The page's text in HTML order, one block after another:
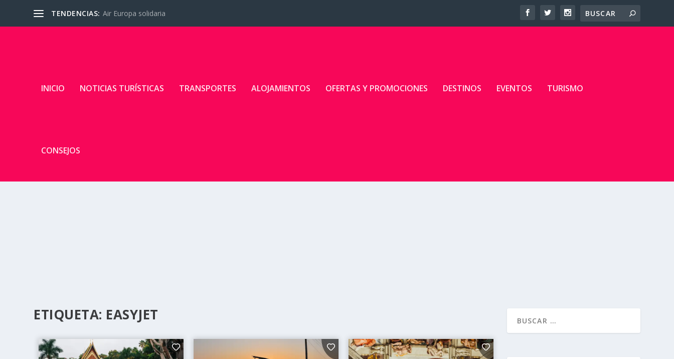
TENDENCIAS: Air Europa solidaria
INICIO NOTICIAS TURÍSTICAS TRANSPORTES ALOJAMIENTOS OFERTAS Y PROMOCIONES DESTINOS EVENTOS TURISMO
CONSEJOS
ETIQUETA: EASYJET